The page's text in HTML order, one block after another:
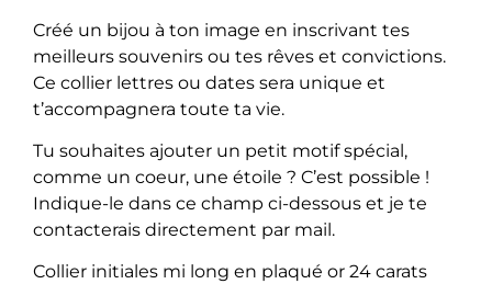
Créé un bijou à ton image en inscrivant tes
meilleurs souvenirs ou tes rêves et convictions.
Ce collier lettres ou dates sera unique et
t’accompagnera toute ta vie.
Tu souhaites ajouter un petit motif spécial,
comme un coeur, une étoile ? C’est possible !
Indique-le dans ce champ ci-dessous et je te
contacterais directement par mail.
Collier initiales mi long en plaqué or 24 carats